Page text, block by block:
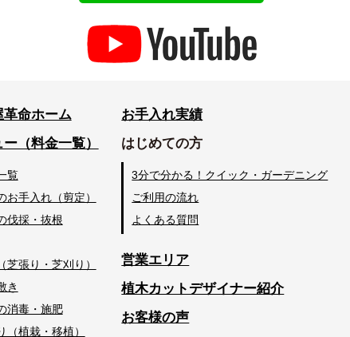
革命ホーム
（料金一覧）
覧
お手入れ（剪定）
伐採・抜根
芝張り・芝刈り）
き
消毒・施肥
（植栽・移植）
お手入れ実績
はじめての方
3分で分かる！クイック・ガーデニング
ご利用の流れ
よくある質問
営業エリア
植木カットデザイナー紹介
お客様の声